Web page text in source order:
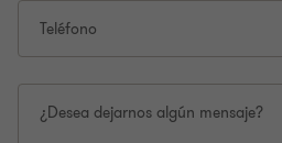
Teléfono
¿Desea dejarnos algún mensaje?